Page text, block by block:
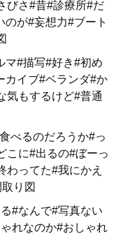
びさ#昔#診療所#だ
のが#妄想力#ブート
#描写#好き#初め
カイブ#ベランダ#か
気もするけど#普通
べるのだろうか#っ
こに#出るの#ぼーっ
わってた#我にかえ
り図
#なんで#写真ない
れなのか#おしゃれ